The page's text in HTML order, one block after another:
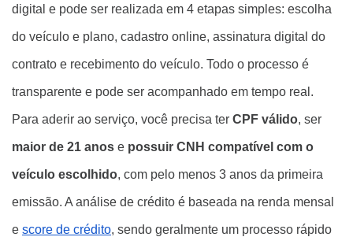
digital e pode ser realizada em 4 etapas simples: escolha
do veículo e plano, cadastro online, assinatura digital do
contrato e recebimento do veículo. Todo o processo é
transparente e pode ser acompanhado em tempo real.
Para aderir ao serviço, você precisa ter CPF válido, ser
maior de 21 anos e possuir CNH compatível com o
veículo escolhido, com pelo menos 3 anos da primeira
emissão. A análise de crédito é baseada na renda mensal
e score de crédito, sendo geralmente um processo rápido